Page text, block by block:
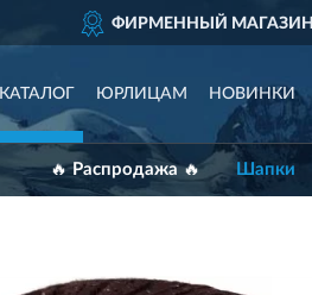
ФИРМЕННЫЙ МАГАЗИН
КАТАЛОГ ЮРЛИЦАМ НОВИНКИ
🔥 Распродажа 🔥 Шапки